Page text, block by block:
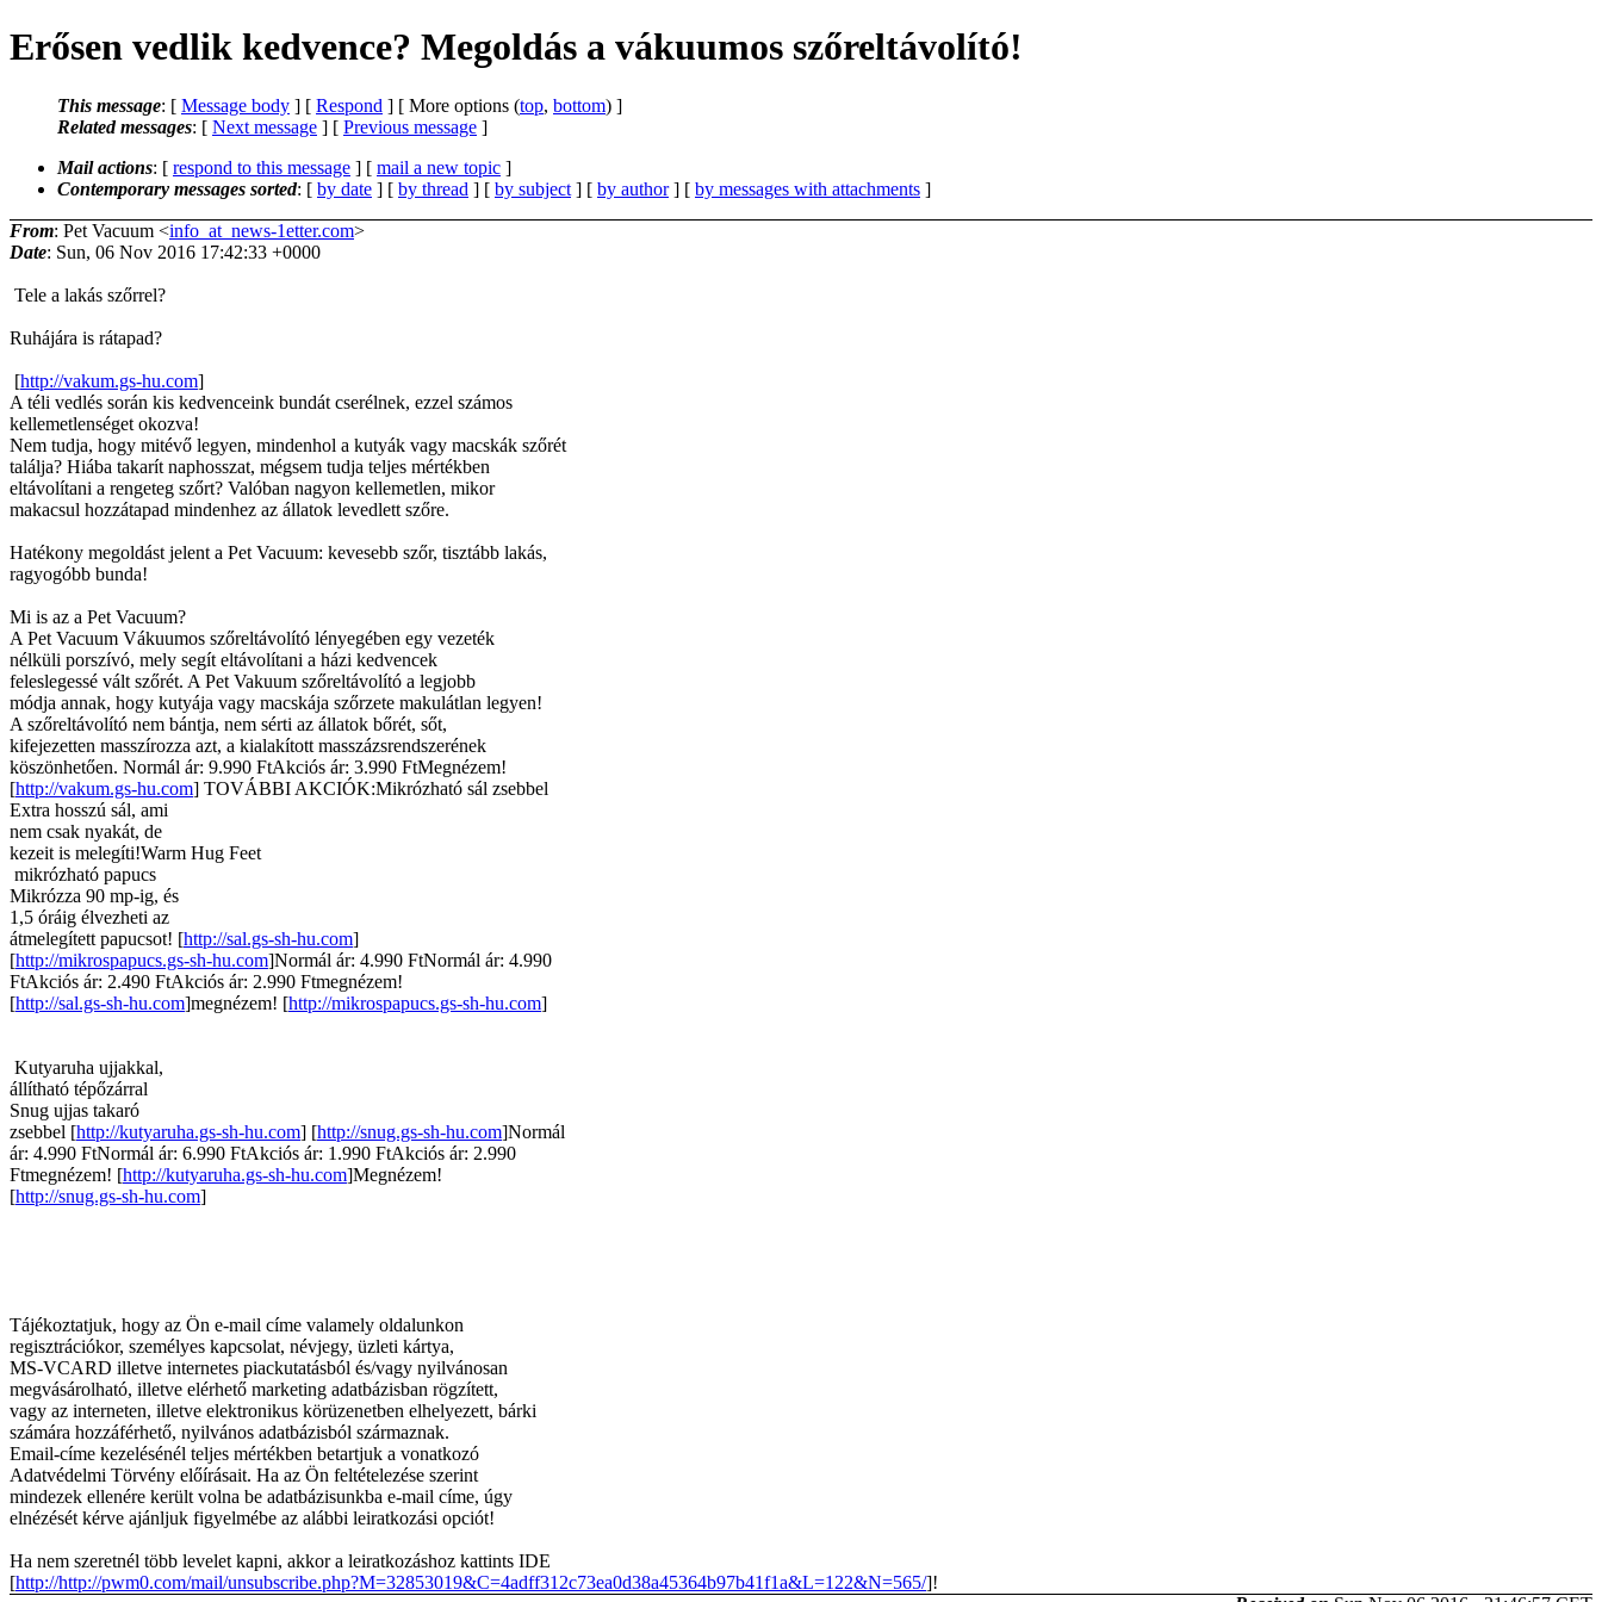
Erősen vedlik kedvence? Megoldás a vákuumos szőreltávolító!
This message: [ Message body ] [ Respond ] [ More options (top, bottom) ]
Related messages: [ Next message ] [ Previous message ]
Mail actions: [ respond to this message ] [ mail a new topic ]
Contemporary messages sorted: [ by date ] [ by thread ] [ by subject ] [ by author] [ by messages with attachments ]
From: Pet Vacuum <info_at_news-1etter.com>
Date: Sun, 06 Nov 2016 17:42:33 +0000
Tele a lakás szőrrel?
Ruhájára is rátapad?
[http://vakum.gs-hu.com]
A téli vedlés során kis kedvenceink bundát cserélnek, ezzel számos
kellemetlenséget okozva!
Nem tudja, hogy mitévő legyen, mindenhol a kutyák vagy macskák szőrét
találja? Hiába takarít naphosszat, mégsem tudja teljes mértékben
eltávolítani a rengeteg szőrt? Valóban nagyon kellemetlen, mikor
makacsul hozzátapad mindenhez az állatok levedlett szőre.
Hatékony megoldást jelent a Pet Vacuum: kevesebb szőr, tisztább lakás,
ragyogóbb bunda!
Mi is az a Pet Vacuum?
A Pet Vacuum Vákuumos szőreltávolító lényegében egy vezeték
nélküli porszívó, mely segít eltávolítani a házi kedvencek
feleslegessé vált szőrét. A Pet Vakuum szőreltávolító a legjobb
módja annak, hogy kutyája vagy macskája szőrzete makulátlan legyen!
A szőreltávolító nem bántja, nem sérti az állatok bőrét, sőt,
kifejezetten masszírozza azt, a kialakított masszázsrendszerének
köszönhetően. Normál ár: 9.990 FtAkciós ár: 3.990 FtMegnézem!
[http://vakum.gs-hu.com] TOVÁBBI AKCIÓK:Mikrózható sál zsebbel
Extra hosszú sál, ami
nem csak nyakát, de
kezeit is melegíti!Warm Hug Feet
mikrózható papucs
Mikrózza 90 mp-ig, és
1,5 óráig élvezheti az
átmelegített papucsot! [http://sal.gs-sh-hu.com]
[http://mikrospapucs.gs-sh-hu.com]Normál ár: 4.990 FtNormál ár: 4.990
FtAkciós ár: 2.490 FtAkciós ár: 2.990 Ftmegnézem!
[http://sal.gs-sh-hu.com]megnézem! [http://mikrospapucs.gs-sh-hu.com]
Kutyaruha ujjakkal,
állítható tépőzárral
Snug ujjas takaró
zsebbel [http://kutyaruha.gs-sh-hu.com] [http://snug.gs-sh-hu.com]Normál
ár: 4.990 FtNormál ár: 6.990 FtAkciós ár: 1.990 FtAkciós ár: 2.990
Ftmegnézem! [http://kutyaruha.gs-sh-hu.com]Megnézem!
[http://snug.gs-sh-hu.com]
Tájékoztatjuk, hogy az Ön e-mail címe valamely oldalunkon
regisztrációkor, személyes kapcsolat, névjegy, üzleti kártya,
MS-VCARD illetve internetes piackutatásból és/vagy nyilvánosan
megvásárolható, illetve elérhető marketing adatbázisban rögzített,
vagy az interneten, illetve elektronikus körüzenetben elhelyezett, bárki
számára hozzáférhető, nyilvános adatbázisból származnak.
Email-címe kezelésénél teljes mértékben betartjuk a vonatkozó
Adatvédelmi Törvény előírásait. Ha az Ön feltételezése szerint
mindezek ellenére került volna be adatbázisunkba e-mail címe, úgy
elnézését kérve ajánljuk figyelmébe az alábbi leiratkozási opciót!
Ha nem szeretnél több levelet kapni, akkor a leiratkozáshoz kattints IDE
[http://http://pwm0.com/mail/unsubscribe.php?M=32853019&C=4adff312c73ea0d38a45364b97b41f1a&L=122&N=565/]!